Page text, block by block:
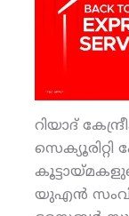
റിയാദ്
യുഎന്‍